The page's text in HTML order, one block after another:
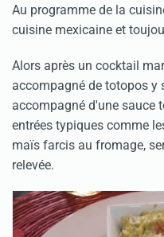
Au programme de la
cuisine mexicaine et
Alors après un cocktail
accompagné de totopos y
accompagné d'une sauce
entrées typiques comme
maïs farcis au fromage,
relevée.